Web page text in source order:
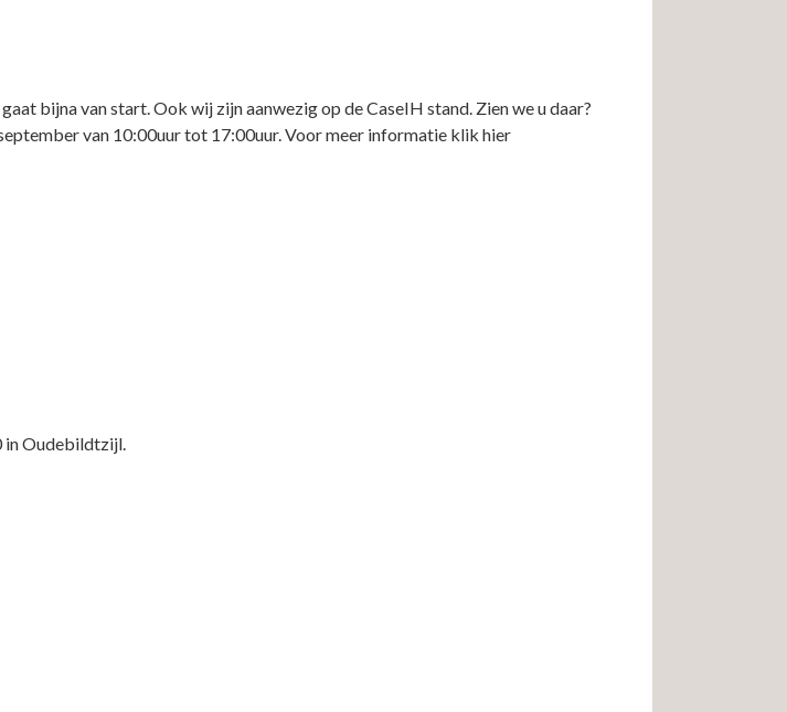
bijna van start. Ook wij zijn aanwezig op de CaseIH stand. Zien we u daar?
van 10:00uur tot 17:00uur. Voor meer informatie klik hier
in Oudebildtzijl.